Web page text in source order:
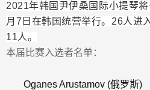
2021年韩国尹伊桑国际小提琴
月7日在韩国统营举行。26人进
11人。
本届比赛入选者名单：
Oganes Arustamov (俄罗斯)